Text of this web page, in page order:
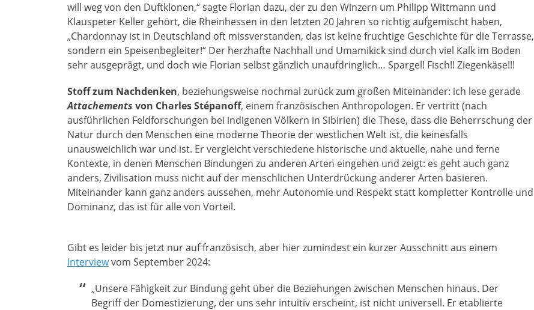
will weg von den Duftklonen,“ sagte Florian dazu, der zu den Winzern um Philipp Wittmann und
Klauspeter Keller gehört, die Rheinhessen in den letzten 20 Jahren so richtig aufgemischt haben,
„Chardonnay ist in Deutschland oft missverstanden, das ist keine fruchtige Geschichte für die Terrasse,
sondern ein Speisenbegleiter!“ Der herzhafte Nachhall und Umamikick sind durch viel Kalk im Boden
sehr ausgeprägt, und doch wie Florian selbst gänzlich unaufdringlich… Spargel! Fisch!! Ziegenkäse!!!
Stoff zum Nachdenken, beziehungsweise nochmal zurück zum großen Miteinander: ich lese gerade
Attachements von Charles Stépanoff, einem französischen Anthropologen. Er vertritt (nach
ausführlichen Feldforschungen bei indigenen Völkern in Sibirien) die These, dass die Beherrschung der
Natur durch den Menschen eine moderne Theorie der westlichen Welt ist, die keinesfalls
unausweichlich war und ist. Er vergleicht verschiedene historische und aktuelle, nahe und ferne
Kontexte, in denen Menschen Bindungen zu anderen Arten eingehen und zeigt: es geht auch ganz
anders, Zivilisation muss nicht auf der menschlichen Unterdrückung anderer Arten basieren.
Miteinander kann ganz anders aussehen, mehr Autonomie und Respekt statt kompletter Kontrolle und
Dominanz, das ist für alle von Vorteil.
Gibt es leider bis jetzt nur auf französisch, aber hier zumindest ein kurzer Ausschnitt aus einem
Interviewvom September 2024:
„Unsere Fähigkeit zur Bindung geht über die Beziehungen zwischen Menschen hinaus. Der
Begriff der Domestizierung, der uns sehr intuitiv erscheint, ist nicht universell. Er etablierte